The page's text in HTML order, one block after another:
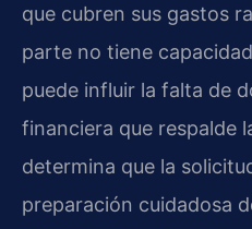
que cubren sus gastos
parte no tiene
puede influir la falta de
financiera que respalde
determina que la
preparación cuidadosa